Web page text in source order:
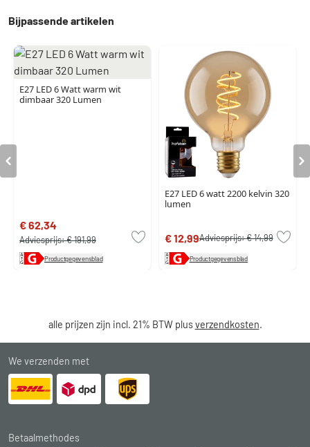
Bijpassende artikelen
E27 LED 6 Watt warm wit
dimbaar 320 Lumen
€ 62,34
Adviesprijs:€ 191,99
Productgegevensblad
E27 LED 6 watt 2200 kelvin 320
lumen
€ 12,99Adviesprijs:€ 14,99
Productgegevensblad
alle prijzen zijn incl. 21% BTW plusverzendkosten.
We verzenden met
Betaalmethodes